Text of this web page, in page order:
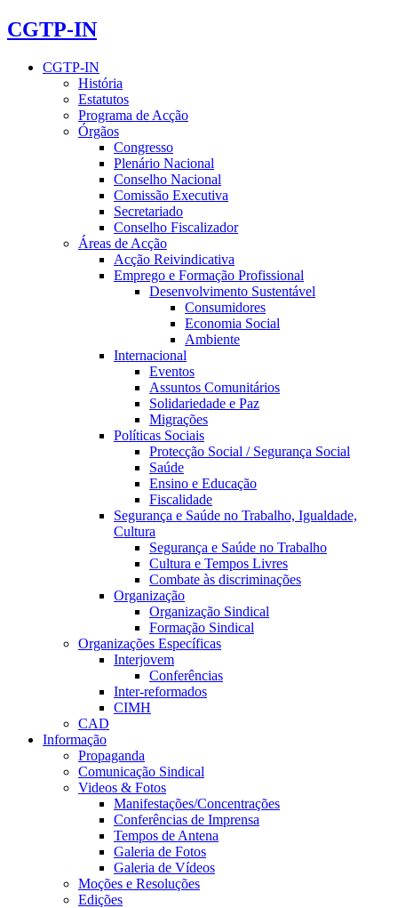
CGTP-IN
CGTP-IN
História
Estatutos
Programa de Acção
Órgãos
Congresso
Plenário Nacional
Conselho Nacional
Comissão Executiva
Secretariado
Conselho Fiscalizador
Áreas de Acção
Acção Reivindicativa
Emprego e Formação Profissional
Desenvolvimento Sustentável
Consumidores
Economia Social
Ambiente
Internacional
Eventos
Assuntos Comunitários
Solidariedade e Paz
Migrações
Políticas Sociais
Protecção Social / Segurança Social
Saúde
Ensino e Educação
Fiscalidade
Segurança e Saúde no Trabalho, Igualdade,
Cultura
Segurança e Saúde no Trabalho
Cultura e Tempos Livres
Combate às discriminações
Organização
Organização Sindical
Formação Sindical
Organizações Específicas
Interjovem
Conferências
Inter-reformados
CIMH
CAD
Informação
Propaganda
Comunicação Sindical
Videos & Fotos
Manifestações/Concentrações
Conferências de Imprensa
Tempos de Antena
Galeria de Fotos
Galeria de Vídeos
Moções e Resoluções
Edições